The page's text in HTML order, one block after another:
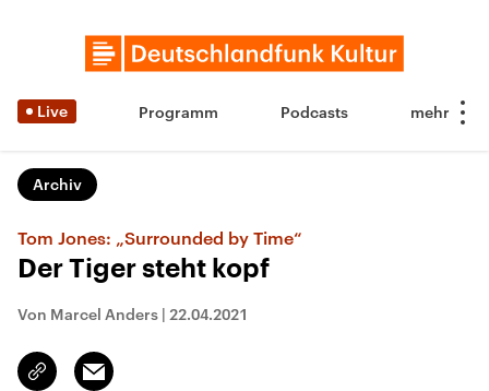
Live Programm Podcasts
Archiv
Tom Jones: „Surrounded by Time“
Der Tiger steht kopf
Von Marcel Anders | 22.04.2021
Link
kopieren/teilen
Email